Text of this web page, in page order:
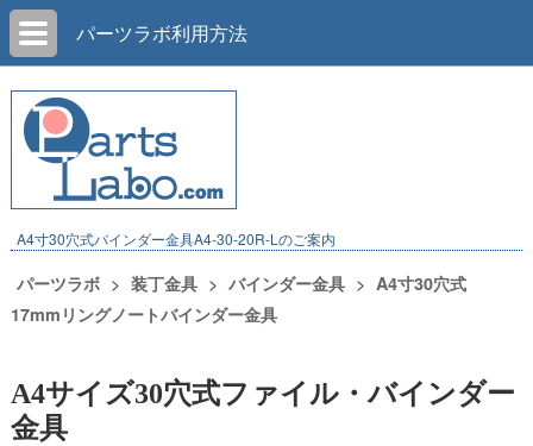
パーツラボ利用方法
A4寸30穴式バインダー金具A4-30-20R-Lのご案内
パーツラボ 装丁金具 バインダー金具
A4寸30穴式
17mmリングノートバインダー金具
A4サイズ30穴式ファイル・バインダー
金具